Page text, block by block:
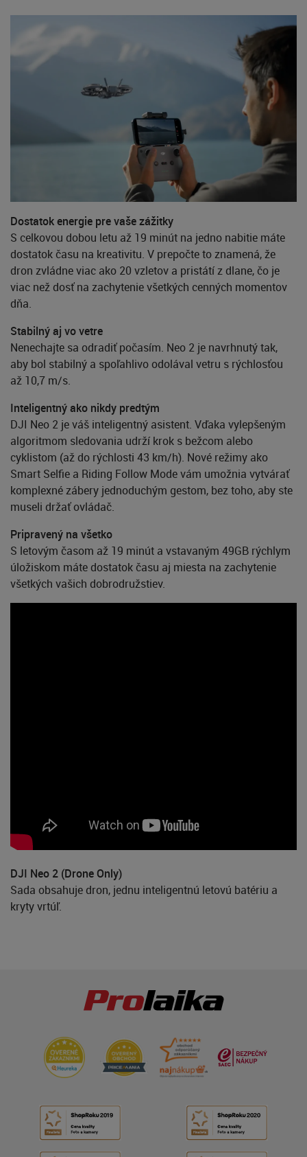
Dostatok energie pre vaše zážitky
S celkovou dobou letu až 19 minút na jedno nabitie máte
dostatok času na kreativitu. V prepočte to znamená, že
dron zvládne viac ako 20 vzletov a pristátí z dlane, čo je
viac než dosť na zachytenie všetkých cenných momentov
dňa.
Stabilný aj vo vetre
Nenechajte sa odradiť počasím. Neo 2 je navrhnutý tak,
aby bol stabilný a spoľahlivo odolával vetru s rýchlosťou
až 10,7 m/s.
Inteligentný ako nikdy predtým
DJI Neo 2 je váš inteligentný asistent. Vďaka vylepšeným
algoritmom sledovania udrží krok s bežcom alebo
cyklistom (až do rýchlosti 43 km/h). Nové režimy ako
Smart Selfie a Riding Follow Mode vám umožnia vytvárať
komplexné zábery jednoduchým gestom, bez toho, aby ste
museli držať ovládač.
Pripravený na všetko
S letovým časom až 19 minút a vstavaným 49GB rýchlym
úložiskom máte dostatok času aj miesta na zachytenie
všetkých vašich dobrodružstiev.
DJI Neo 2 (Drone Only)
Sada obsahuje dron, jednu inteligentnú letovú batériu a
kryty vrtúľ.